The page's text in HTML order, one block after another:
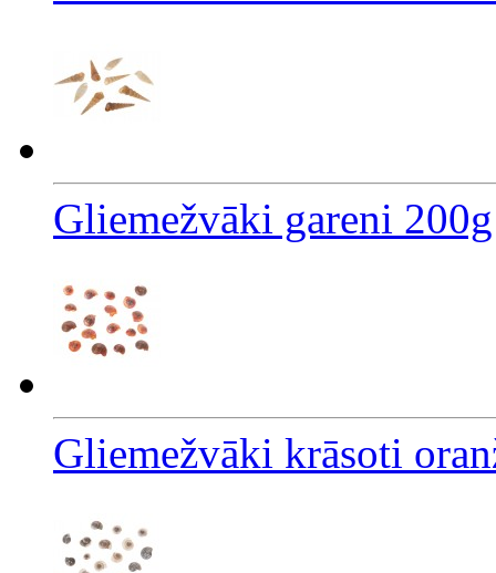
Gliemežvāki gareni 200g
Gliemežvāki krāsoti